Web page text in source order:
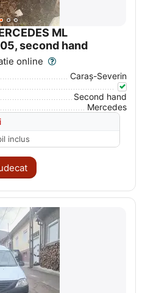
ML
second hand
online
Caraş-Severin
Second hand
Mercedes
inclus